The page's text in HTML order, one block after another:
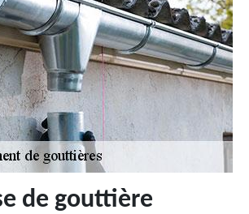
de gouttière